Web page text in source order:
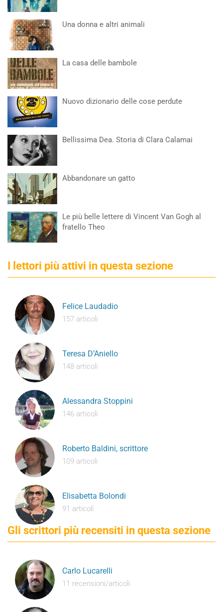
Una donna e altri animali
La casa delle bambole
Nuovo dizionario delle cose perdute
Bellissima Dea. Storia di Clara Calamai
Abbandonare un gatto
Le più belle lettere di Vincent Van Gogh al
fratello Theo
I lettori più attivi in questa sezione
Felice Laudadio
157 articoli
Teresa D’Aniello
148 articoli
Alessandra Stoppini
146 articoli
Roberto Baldini, scrittore
109 articoli
Elisabetta Bolondi
91 articoli
Gli scrittori più recensiti in questa sezione
Carlo Lucarelli
11 recensioni/articoli